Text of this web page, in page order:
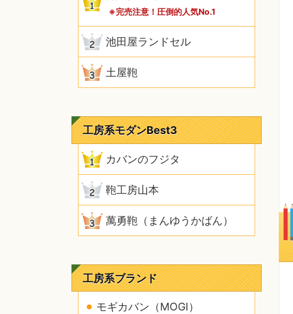
※完売注意！圧倒的人気No.1
池田屋ランドセル
土屋鞄
工房系モダンBest3
カバンのフジタ
鞄工房山本
萬勇鞄（まんゆうかばん）
工房系ブランド
モギカバン（MOGI）